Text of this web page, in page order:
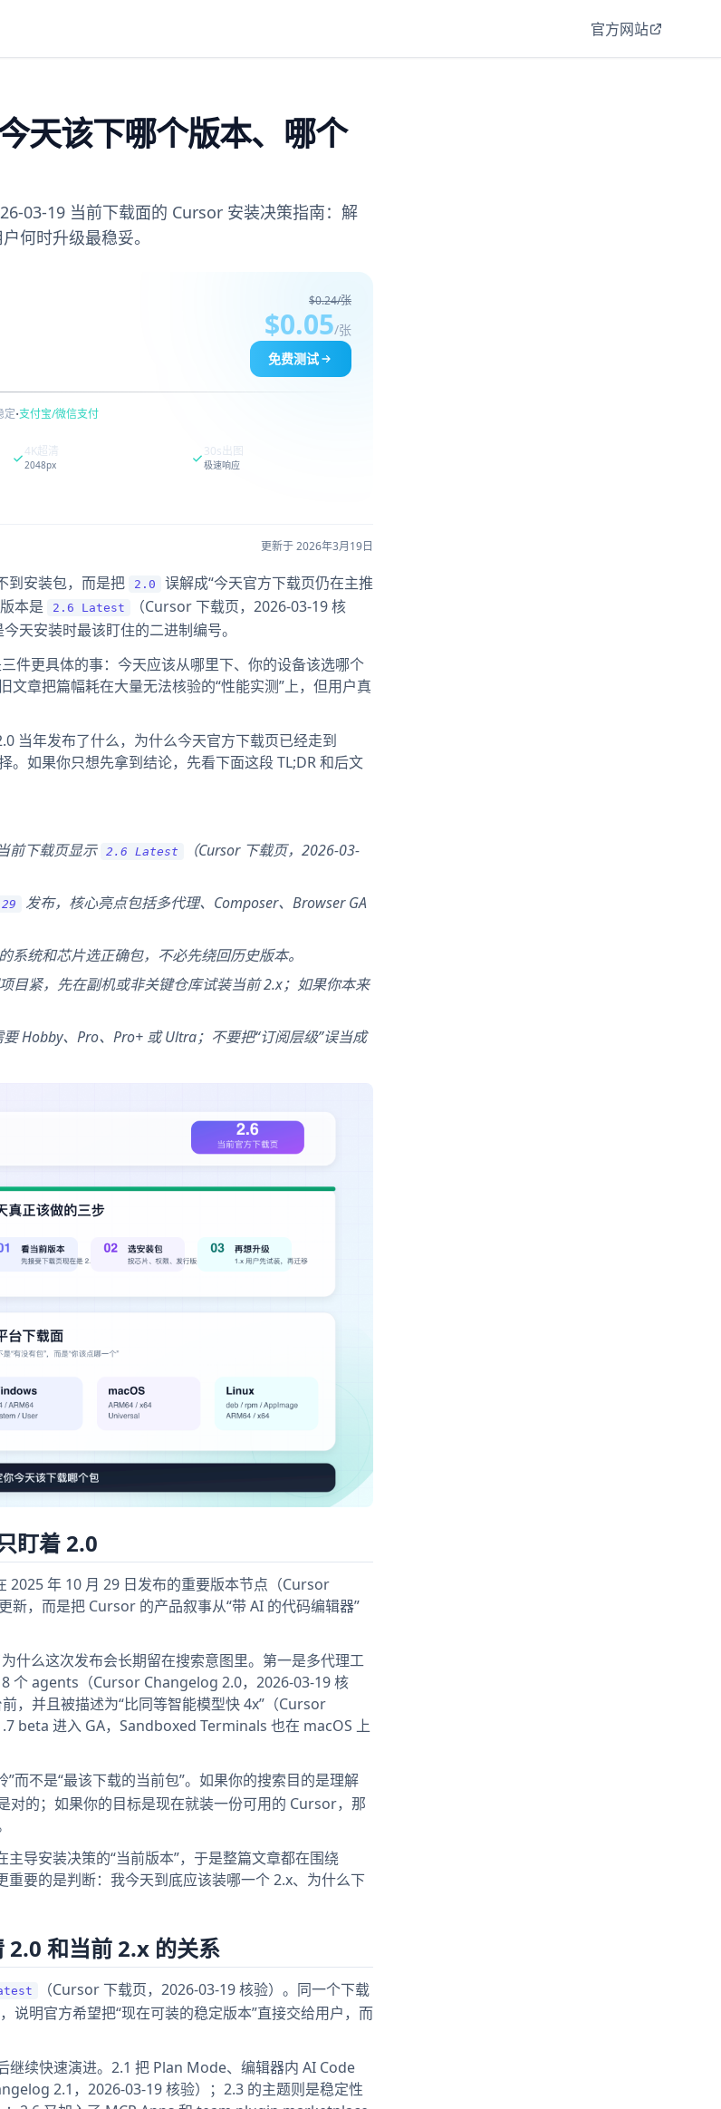
官方网站
天该下哪个版本、哪个
03-19 当前下载面的 Cursor 安装决策指南：解
何时升级最稳妥。
$0.24/张
$0.05/张
免费测试
定·支付宝/微信支付
4K超清
2048px
30s出图
极速响应
更新于 2026年3月19日
到安装包，而是把 2.0
误解成“今天官方下载页仍在主推
本是
2.6 Latest
（Cursor 下载页，2026-03-19 核
天安装时最该盯住的二进制编号。
件更具体的事：今天应该从哪里下、你的设备该选哪个
章把篇幅耗在大量无法核验的“性能实测”上，但用户真
当年发布了什么，为什么今天官方下载页已经走到
如果你只想先拿到结论，先看下面这段 TL;DR 和后文
前下载页显示 2.6 Latest
（Cursor 下载页，2026-03-
发布，核心亮点包括多代理、Composer、Browser GA
系统和芯片选正确包，不必先绕回历史版本。
目紧，先在副机或非关键仓库试装当前 2.x；如果你本来
Hobby、Pro、Pro+ 或 Ultra；不要把“订阅层级”误当成
盯着 2.0
2025 年 10 月 29 日发布的重要版本节点（Cursor
，而是把 Cursor 的产品叙事从“带 AI 的代码编辑器”
什么这次发布会长期留在搜索意图里。第一是多代理工
个 agents（Cursor Changelog 2.0，2026-03-19 核
，并且被描述为“比同等智能模型快 4x”（Cursor
beta 进入 GA，Sandboxed Terminals 也在 macOS 上
而不是“最该下载的当前包”。如果你的搜索目的是理解
对的；如果你的目标是现在就装一份可用的 Cursor，那
导安装决策的“当前版本”，于是整篇文章都在围绕
要的是判断：我今天到底应该装哪一个 2.x、为什么下
2.0 和当前 2.x 的关系
（Cursor 下载页，2026-03-19 核验）。同一个下载
明官方希望把“现在可装的稳定版本”直接交给用户，而
继续快速演进。2.1 把 Plan Mode、编辑器内 AI Code
2.1，2026-03-19 核验）；2.3 的主题则是稳定性